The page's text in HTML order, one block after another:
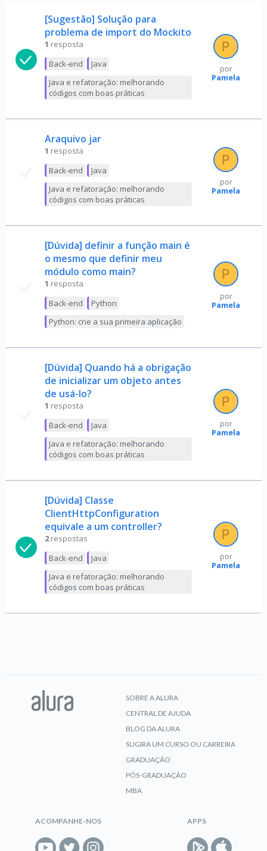
[Sugestão] Solução para
problema de import do Mockito
1 resposta
Back-end
Java
Java e refatoração: melhorando
códigos com boas práticas
por
Pamela
Araquivo jar
1 resposta
Back-end
Java
Java e refatoração: melhorando
códigos com boas práticas
por
Pamela
[Dúvida] definir a função main é
o mesmo que definir meu
módulo como main?
1 resposta
Back-end
Python
Python: crie a sua primeira aplicação
por
Pamela
[Dúvida] Quando há a obrigação
de inicializar um objeto antes
de usá-lo?
1 resposta
Back-end
Java
Java e refatoração: melhorando
códigos com boas práticas
por
Pamela
[Dúvida] Classe
ClientHttpConfiguration
equivale a um controller?
2 respostas
Back-end
Java
Java e refatoração: melhorando
códigos com boas práticas
por
Pamela
SOBRE A ALURA
CENTRAL DE AJUDA
BLOG DA ALURA
SUGIRA UM CURSO OU CARREIRA
GRADUAÇÃO
PÓS-GRADUAÇÃO
MBA
ACOMPANHE-NOS APPS